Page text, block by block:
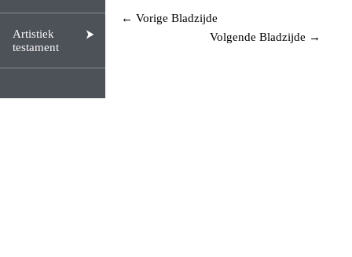
Artistiek
testament
← Vorige Bladzijde
Volgende Bladzijde →